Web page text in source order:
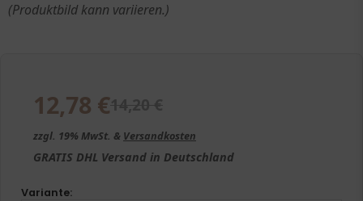
(Produktbild kann variieren.)
12,78 €
zzgl. 19% MwSt. & Versandkosten
GRATIS DHL Versand in Deutschland
Variante: